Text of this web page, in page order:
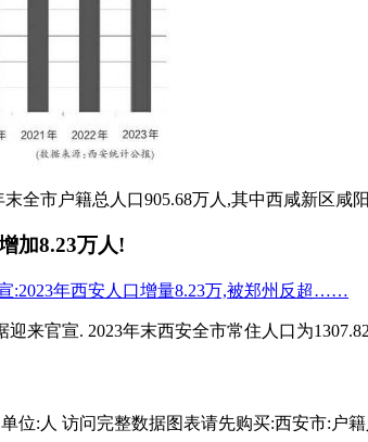
全市户籍总人口905.68万人,其中西咸新区咸
加8.23万人!
来官宣. 2023年末西安全市常住人口为
位:人 访问完整数据图表请先购买:西安市:户